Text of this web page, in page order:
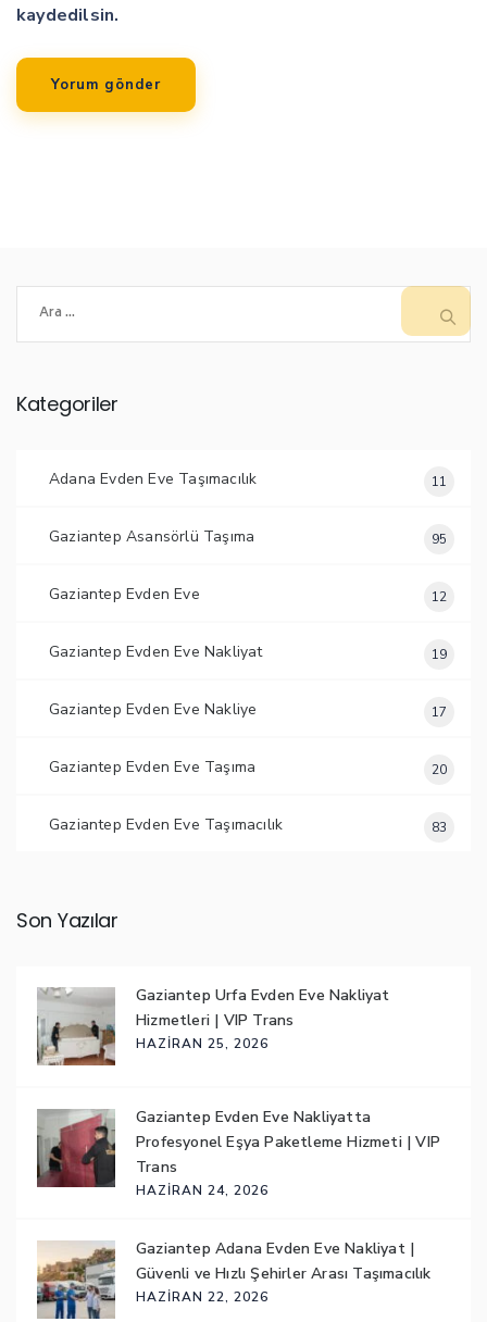
kaydedilsin.
Kategoriler
Adana Evden Eve Taşımacılık 11
Gaziantep Asansörlü Taşıma 95
Gaziantep Evden Eve 12
Gaziantep Evden Eve Nakliyat 19
Gaziantep Evden Eve Nakliye 17
Gaziantep Evden Eve Taşıma 20
Gaziantep Evden Eve Taşımacılık 83
Son Yazılar
Gaziantep Urfa Evden Eve Nakliyat
Hizmetleri | VIP Trans
HAZIRAN 25, 2026
Gaziantep Evden Eve Nakliyatta
Profesyonel Eşya Paketleme Hizmeti | VIP
Trans
HAZIRAN 24, 2026
Gaziantep Adana Evden Eve Nakliyat |
Güvenli ve Hızlı Şehirler Arası Taşımacılık
HAZIRAN 22, 2026